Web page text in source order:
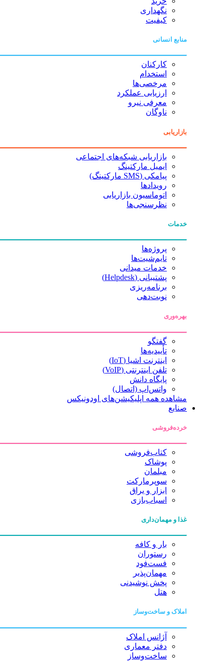
نگهداری
کیفیت
منابع انسانی
کارکنان
استخدام
مرخصی‌ها
ارزیابی عملکرد
معرفی نیرو
ناوگان
بازاریابی
بازاریابی شبکه‌های اجتماعی
ایمیل مارکتینگ
پیامکی (SMS مارکتینگ)
رویدادها
اتوماسیون بازاریابی
نظرسنجی‌ها
خدمات
پروژه‌ها
تایم‌شیت‌ها
خدمات میدانی
پشتیبانی (Helpdesk)
برنامه‌ریزی
نوبت‌دهی
بهره‌وری
گفتگو
تأییدیه‌ها
اینترنت اشیا (IoT)
تلفن اینترنتی (VoIP)
پایگاه دانش
واتس‌اپ (اتصال)
مشاهده همه اپلیکیشن‌های اودونیکس
صنایع
خرده‌فروشی
کتاب‌فروشی
پوشاک
مبلمان
سوپرمارکت
ابزار و یراق
اسباب‌بازی
غذا و مهمان‌داری
بار و کافه
رستوران
فست‌فود
مهمان‌پذیر
پخش نوشیدنی
هتل
املاک و ساخت‌وساز
آژانس املاک
دفتر معماری
ساخت‌وساز